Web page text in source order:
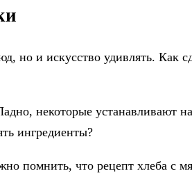
но и искусство удивлять.
некоторые устанавливают
ингредиенты?
что рецепт хлеба с